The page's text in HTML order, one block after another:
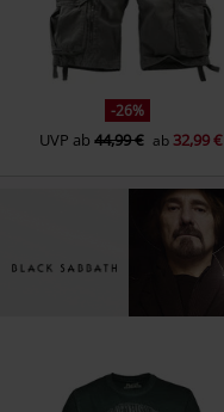
-26%
UVP ab44,99 € ab32,99 €